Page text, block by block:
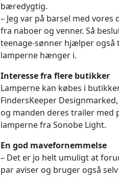
bæredygtig.
– Jeg var på barsel med
fra naboer og venner. Så
teenage-sønner hjælper også
lamperne hænger i.
Interesse fra flere butikker
Lamperne kan købes i
FindersKeeper
og manden deres trailer med
lamperne fra Sonobe Light.
En god mavefornemmelse
– Det er jo helt umuligt at
par aviser og bruger også